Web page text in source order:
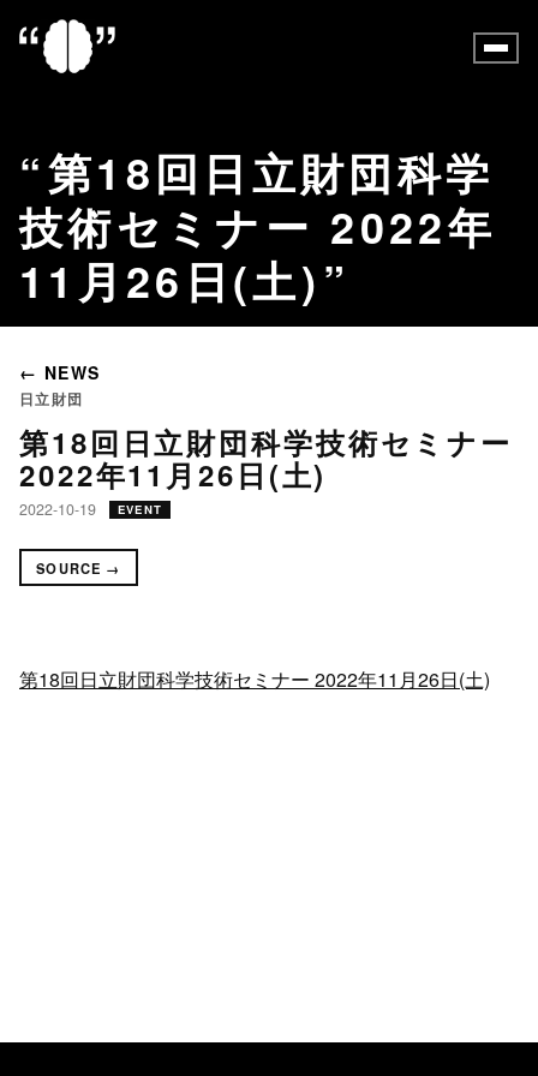
第18回日立財団科学
技術セミナー 2022年
11月26日(土)
← NEWS
日立財団
第18回日立財団科学技術セミナー
2022年11月26日(土)
2022-10-19 EVENT
SOURCE →
第18回日立財団科学技術セミナー 2022年11月26日(土)